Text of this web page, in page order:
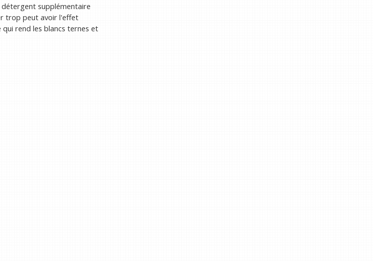
supplémentaire
trop peut avoir l'effet
qui rend les blancs ternes et